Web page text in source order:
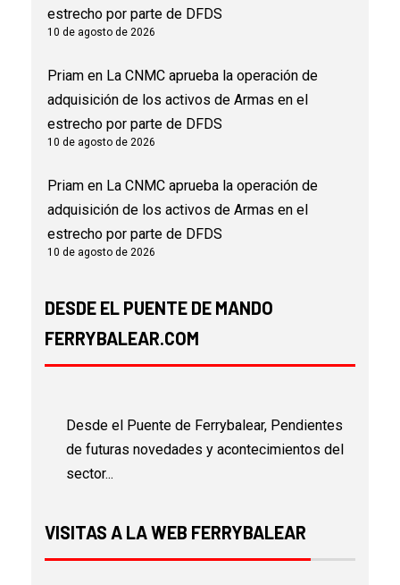
estrecho por parte de DFDS
10 de agosto de 2026
Priam en La CNMC aprueba la operación de
adquisición de los activos de Armas en el
estrecho por parte de DFDS
10 de agosto de 2026
Priam en La CNMC aprueba la operación de
adquisición de los activos de Armas en el
estrecho por parte de DFDS
10 de agosto de 2026
DESDE EL PUENTE DE MANDO
FERRYBALEAR.COM
Desde el Puente de Ferrybalear, Pendientes
de futuras novedades y acontecimientos del
sector...
VISITAS A LA WEB FERRYBALEAR